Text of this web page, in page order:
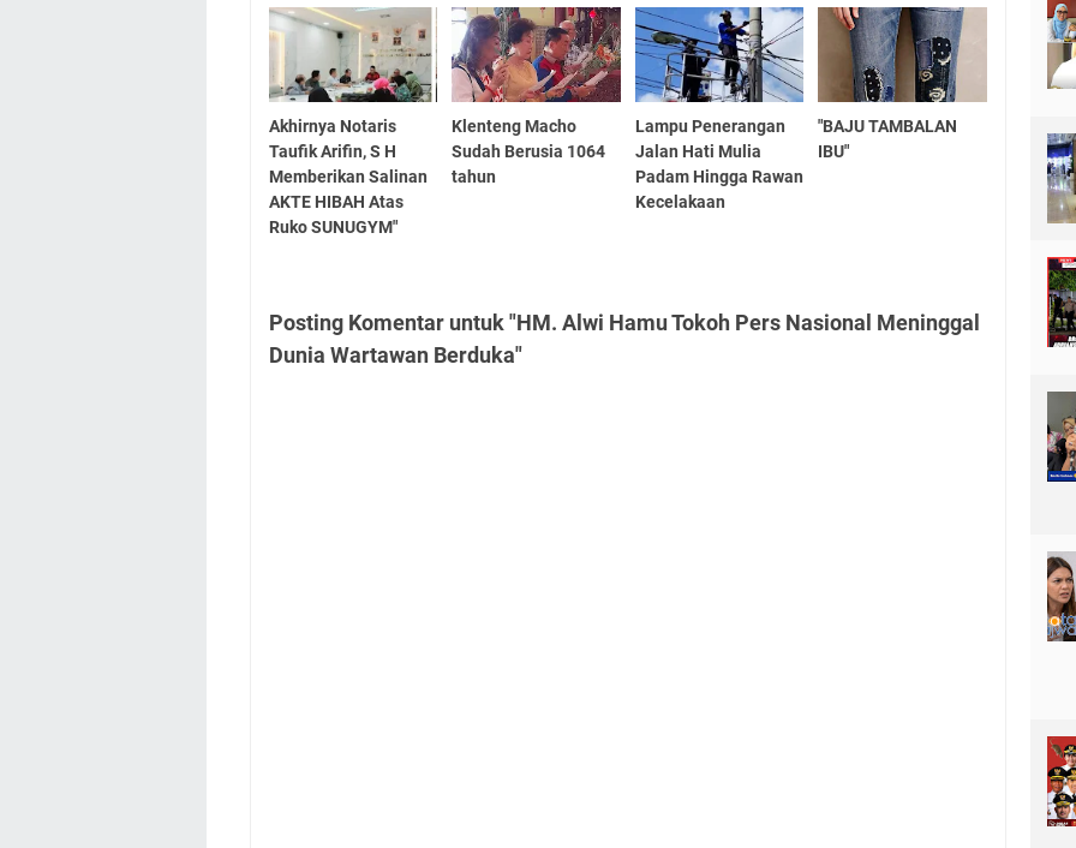
Akhirnya Notaris
Taufik Arifin, S H
Memberikan Salinan
AKTE HIBAH Atas
Ruko SUNUGYM"
Klenteng Macho
Sudah Berusia 1064
tahun
Lampu Penerangan
Jalan Hati Mulia
Padam Hingga Rawan
Kecelakaan
"BAJU TAMBALAN
IBU"
Posting Komentar untuk "HM. Alwi Hamu Tokoh Pers Nasional Meninggal
Dunia Wartawan Berduka"